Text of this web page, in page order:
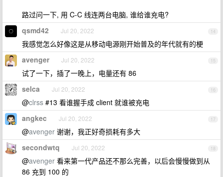
路过问一下, 用 C-C 线连两台电脑, 谁给谁充电?
14
qsmd42 Jul 20, 2022
我感觉怎么好像这是从移动电源刚开始普及的年代就有的梗
15
avenger Jul 20, 2022
试了一下，插了一晚上，电量还有 86
16
selca Jul 20, 2022
@clrss #13 看谁握手成 client 就谁被充电
17
angkec Jul 20, 2022
@avenger 谢谢，我正好奇损耗有多大
18
secondwtq Jul 20, 2022
@avenger 看来第一代产品还不那么完善，以后会慢慢做到从
86 充到 100 的